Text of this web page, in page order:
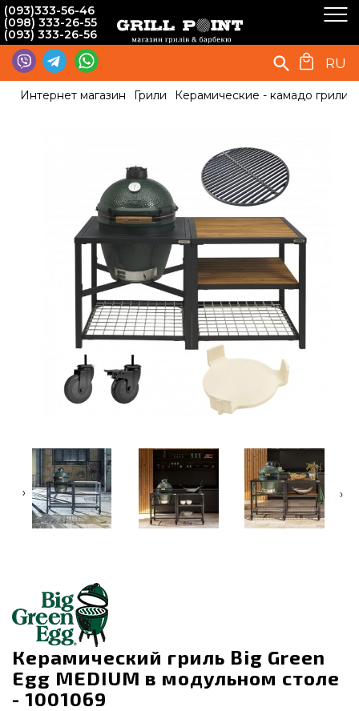
(093)333-56-46
(098) 333-26-55
(093) 333-26-56
RU
Интернет магазин Грили Керамические - камадо грили
‹ ›
Керамический гриль Big Green
Egg MEDIUM в модульном столе
- 1001069